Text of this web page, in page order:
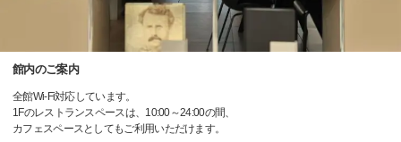
館内のご案内
全館Wi-Fi対応しています。
1Fのレストランスペースは、10:00～24:00の間、
カフェスペースとしてもご利用いただけます。